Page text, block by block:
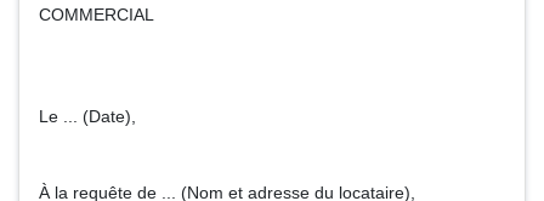
COMMERCIAL
Le ... (Date),
À la requête de ... (Nom et adresse du locataire),